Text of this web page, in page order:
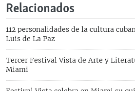
Relacionados
112 personalidades de la cultura
Luis de La Paz
Tercer Festival Vista de Arte y
Miami